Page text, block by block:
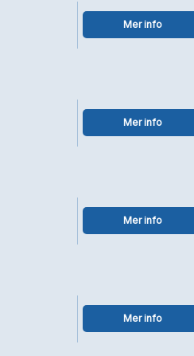
Mer info
Mer info
Mer info
Mer info